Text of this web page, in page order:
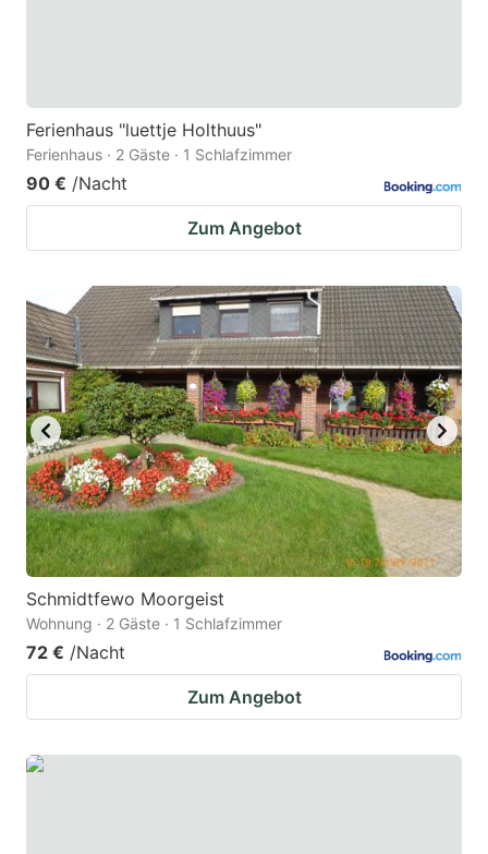
Ferienhaus "luettje Holthuus"
Ferienhaus · 2 Gäste · 1 Schlafzimmer
90 € /Nacht
Zum Angebot
Schmidtfewo Moorgeist
Wohnung · 2 Gäste · 1 Schlafzimmer
72 € /Nacht
Zum Angebot